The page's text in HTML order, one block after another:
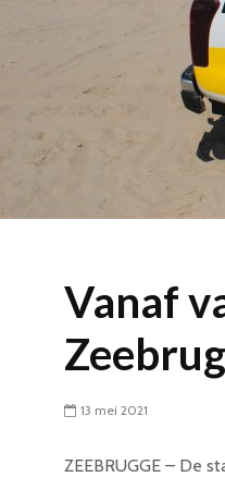
Vanaf
13 mei 2021
ZEEBRUGGE – De